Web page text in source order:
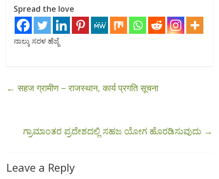
Spread the love
ನಾಲ್ಕು ಸರಳ ಹೆಜ್ಜೆ
← सहज ग्रामीण – राजस्थान, कार्य प्रगति सूचना
ಗ್ರಾಮಾಂತರ ಪ್ರದೇಶದಲ್ಲಿ ಸಹಜ ಯೋಗ ಹೊರಡಿಸುವುದು →
Leave a Reply